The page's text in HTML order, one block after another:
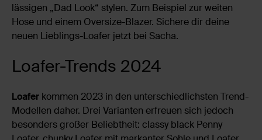
lässigen „Dad Look“ stylen. Zum Beispiel zur weiten
Hose und einem Oversize-Blazer. Sichere dir deine
neuen Lieblings-Loafer jetzt bei Sacha.
Loafer-Trends 2024
Loafer kommen 2023 in den unterschiedlichsten Trend-
Modellen daher. Drei Varianten erfreuen sich jedoch
besonders großer Beliebtheit: classy black Penny